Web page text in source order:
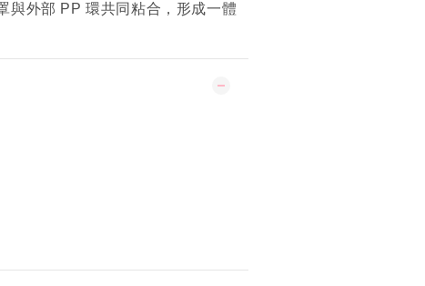
與外部 PP 環共同粘合，形成一體